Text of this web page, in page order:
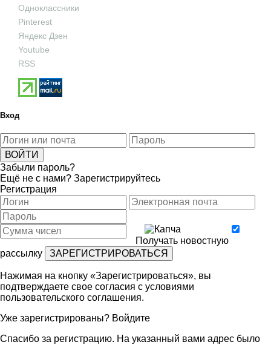
Одноклассники
Pinterest
Яндекс Дзен
Youtube
RSS
Вход
Забыли пароль?
Ещё не с нами? Зарегистрируйтесь
Регистрация
Получать новостную
рассылку
Нажимая на кнопку «Зарегистрироваться», вы
подтверждаете свое согласия с условиями
пользовательского соглашения.
Уже зарегистрированы? Войдите
Спасибо за регистрацию. На указанный вами адрес было